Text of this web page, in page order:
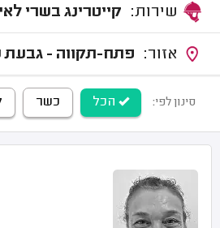
קייטרינג בשרי
פתח-תקווה - גבעת
סינון לפי: הכל כשר